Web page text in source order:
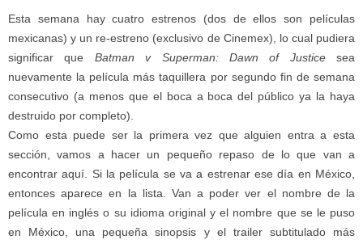
Esta semana hay cuatro estrenos (dos de ellos son películas
mexicanas) y un re-estreno (exclusivo de Cinemex), lo cual pudiera
significar que Batman v Superman: Dawn of Justicesea
nuevamente la película más taquillera por segundo fin de semana
consecutivo (a menos que el boca a boca del público ya la haya
destruido por completo).
Como esta puede ser la primera vez que alguien entra a esta
sección, vamos a hacer un pequeño repaso de lo que van a
encontrar aquí. Si la película se va a estrenar ese día en México,
entonces aparece en la lista. Van a poder ver el nombre de la
película en inglés o su idioma original y el nombre que se le puso
en México, una pequeña sinopsis y el trailer subtitulado más